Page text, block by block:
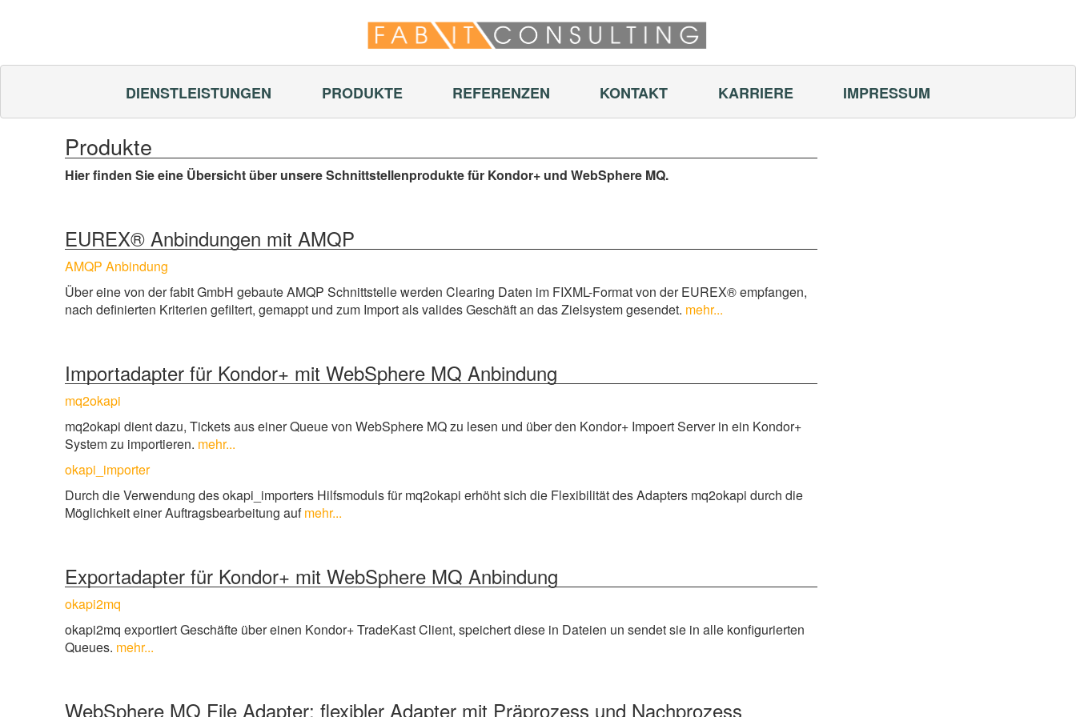
DIENSTLEISTUNGEN PRODUKTE REFERENZEN KONTAKT KARRIERE IMPRESSUM
Produkte
Hier finden Sie eine Übersicht über unsere Schnittstellenprodukte für Kondor+ und WebSphere MQ.
EUREX® Anbindungen mit AMQP
AMQP Anbindung
Über eine von der fabit GmbH gebaute AMQP Schnittstelle werden Clearing Daten im FIXML-Format von der EUREX® empfangen,
nach definierten Kriterien gefiltert, gemappt und zum Import als valides Geschäft an das Zielsystem gesendet. mehr...
Importadapter für Kondor+ mit WebSphere MQ Anbindung
mq2okapi
mq2okapi dient dazu, Tickets aus einer Queue von WebSphere MQ zu lesen und über den Kondor+ Impoert Server in ein Kondor+
System zu importieren. mehr...
okapi_importer
Durch die Verwendung des okapi_importers Hilfsmoduls für mq2okapi erhöht sich die Flexibilität des Adapters mq2okapi durch die
Möglichkeit einer Auftragsbearbeitung aufmehr...
Exportadapter für Kondor+ mit WebSphere MQ Anbindung
okapi2mq
okapi2mq exportiert Geschäfte über einen Kondor+ TradeKast Client, speichert diese in Dateien un sendet sie in alle konfigurierten
Queues. mehr...
WebSphere MQ File Adapter: flexibler Adapter mit Präprozess und Nachprozess